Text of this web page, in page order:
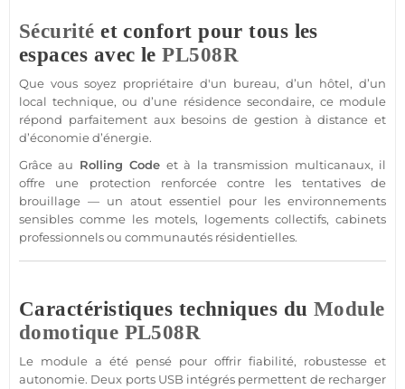
Sécurité et confort pour tous les
espaces avec lePL508R
Que vous soyez propriétaire d'un bureau, d’un hôtel, d’un
local technique, ou d’une résidencesecondaire, ce module
répond parfaitement aux besoins de gestion à distance et
d’économie d’énergie.
Grâce au Rolling Code et à latransmission multicanaux, il
offre une protection renforcée contre les tentatives de
brouillage — un atout essentiel pour les environnements
sensibles comme les motels, logements collectifs, cabinets
professionnels ou communautés résidentielles.
Caractéristiques techniques duModule
domotique PL508R
Le module a été pensé pour offrir fiabilité, robustesse et
autonomie. Deux ports USB intégrés permettent de recharger